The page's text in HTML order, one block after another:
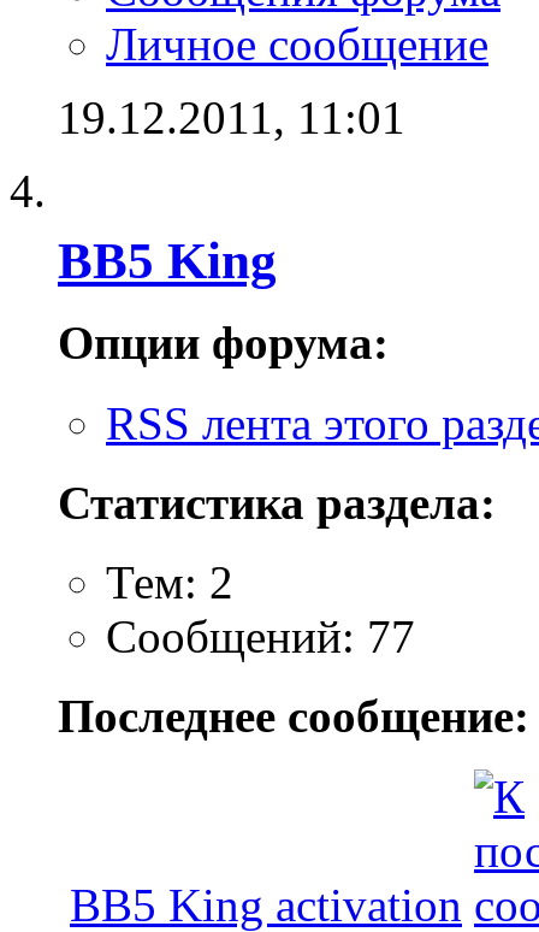
Личное сообщение
19.12.2011, 11:01
BB5 King
Опции форума:
RSS лента этого
Статистика раздела:
Тем: 2
Сообщений: 77
Последнее сообщение:
BB5 King activation